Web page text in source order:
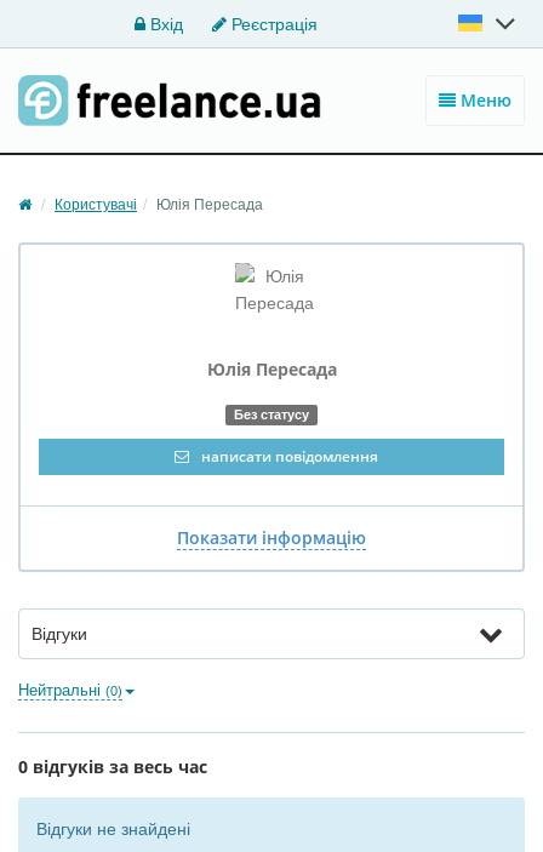
Вхід Реєстрація
Меню
Користувачі Юлія Пересада
Юлія Пересада
Без статусу
написати повідомлення
Показати інформацію
Відгуки
Нейтральні (0)
0 відгуків за весь час
Відгуки не знайдені